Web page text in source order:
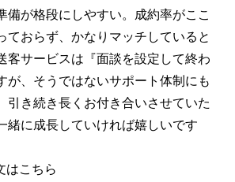
備が格段にしやすい。成約率がここ
ておらず、かなりマッチしていると
客サービスは『面談を設定して終わ
が、そうではないサポート体制にも
引き続き長くお付き合いさせていた
緒に成長していければ嬉しいです
はこちら